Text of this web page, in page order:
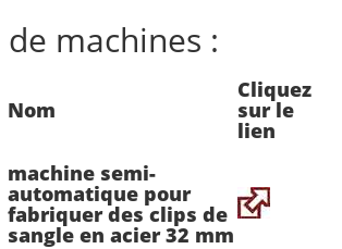
machines :
Nom
Cliquez
sur le
lien
machine semi-
automatique pour
fabriquer des clips de
sangle en acier 32 mm